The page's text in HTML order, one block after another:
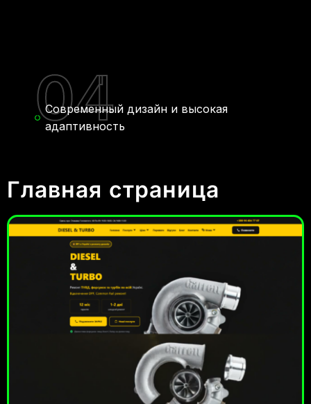
04
Современный дизайн и высокая
адаптивность
Главная страница